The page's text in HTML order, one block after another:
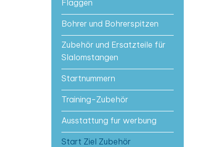
Flaggen
Bohrer und Bohrerspitzen
Zubehör und Ersatzteile für
Slalomstangen
Startnummern
Training-Zubehör
Ausstattung fur werbung
Start Ziel Zubehör